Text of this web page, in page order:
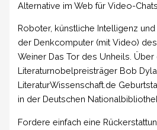
Alternative im Web für Video-Chats.
Roboter, künstliche Intelligenz
der Denkcomputer (mit Video) des
Weiner Das Tor des Unheils. Über
Literaturnobelpreisträger Bob
LiteraturWissenschaft.de
in der Deutschen
Fordere einfach eine